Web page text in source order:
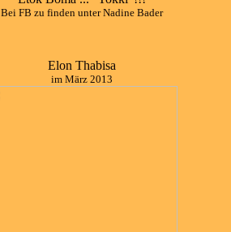
Bei FB zu finden unter Nadine Bader
Elon Thabisa
im März 2013